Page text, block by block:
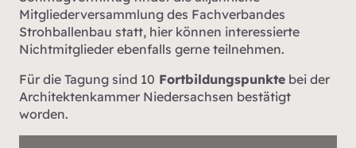
Mitgliederversammlung des Fachverbandes
Strohballenbau statt, hier können interessierte
Nichtmitglieder ebenfalls gerne teilnehmen.
Für die Tagung sind 10 Fortbildungspunkte bei der
Architektenkammer Niedersachsen bestätigt
worden.